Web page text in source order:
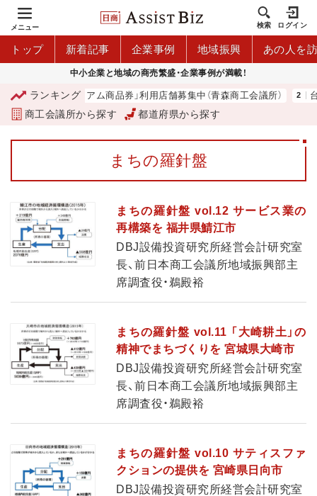
メニュー 検索 ログイン
トップ 新着記事 企業事例 地域振興 あの人を
中小企業と地域の商売繁盛・企業事例が満載！
ランキング
「青森市プレミアム商品券」利用店舗募集中（青森商工会議所） 台
商工会議所から探す 都道府県から探す
まちの羅針盤
まちの羅針盤 vol.12 サービス業の
再構築を 福井県鯖江市
DBJ設備投資研究所経営会計研究室
長、前日本商工会議所地域振興部主
席調査役・鵜殿裕
まちの羅針盤 vol.11 「大崎耕土」の
精神でまちづくりを 宮城県大崎市
DBJ設備投資研究所経営会計研究室
長、前日本商工会議所地域振興部主
席調査役・鵜殿裕
まちの羅針盤 vol.10 サティスファ
クションの提供を 宮崎県日向市
DBJ設備投資研究所経営会計研究室